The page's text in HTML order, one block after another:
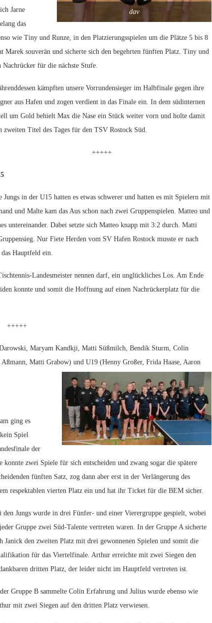
dav
Jarne
das
wie Tiny und Runze, in den Platzierungsspielen um die Plätze 5 bis 8
souverän und sicherte sich den begehrten fünften Platz. Tiny und
für die nächste Stufe.
kämpften unsere Vorrundensieger im Halbfinale gegen ihre
aus Hafen und zogen verdient in das Finale ein. In dem südinternen
um Gold behielt Max die Nase ein Stück weiter vorn und holte damit
zweiten Titel des Tages für den TSV Rostock Süd.
+++++
Jungs in der U15 hatten es etwas schwerer und hatten es mit Spielern mit
und Malte kam das Aus schon nach zwei Gruppenspielen. Matteo und
untereinander. Dabei setzte sich Matteo knapp mit 3:2 durch. Matti
Nur Fiete Herden vom SV Hafen Rostock musste er nach
Hauptfeld ein.
Landesmeister nennen darf, ein unglückliches Los. Am Ende
konnte und somit die Hoffnung auf einen Nachrückerplatz für die
+++++
Maryam Kandkji, Matti Süßmilch, Bendik Sturm, Colin
Matti Grabow) und U19 (Henny Großer, Frida Haase, Aaron
ging es
Spiel
der
zwei Spiele für sich entscheiden und zwang sogar die spätere
fünften Satz, zog dann aber erst in der Verlängerung des
respektablen vierten Platz ein und hat ihr Ticket für die BEM sicher.
den Jungs wurde in drei Fünfer- und einer Vierergruppe gespielt, wobei
Gruppe zwei Süd-Talente vertreten waren. In der Gruppe A sicherte
Janick den zweiten Platz mit drei gewonnenen Spielen und somit die
für das Viertelfinale. Arthur erreichte mit zwei Siegen den
dritten Platz, der leider nicht im Hauptfeld vertreten ist.
Gruppe B sammelte Colin Erfahrung und Julius wurde ebenso wie
mit zwei Siegen auf den dritten Platz verwiesen.